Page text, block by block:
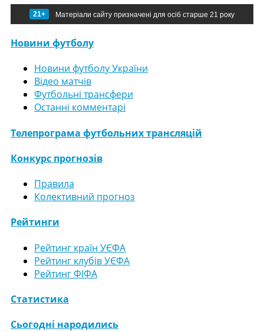
21+ Матеріали сайту призначені для осіб старше 21 року
Новини футболу
Новини футболу України
Відео матчів
Футбольні трансфери
Останні комментарі
Телепрограма футбольних трансляцій
Конкурс прогнозів
Правила
Колективний прогноз
Рейтинги
Рейтинг країн УЄФА
Рейтинг клубів УЄФА
Рейтинг ФІФА
Статистика
Сьогодні народились